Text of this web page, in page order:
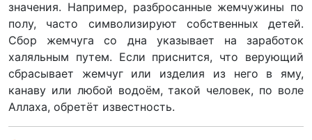
значения. Например, разбросанные жемчужины по
полу, часто символизируют собственных детей.
Сбор жемчуга со дна указывает на заработок
халяльным путем. Если приснится, что верующий
сбрасывает жемчуг или изделия из него в яму,
канаву или любой водоём, такой человек, по воле
Аллаха, обретёт известность.